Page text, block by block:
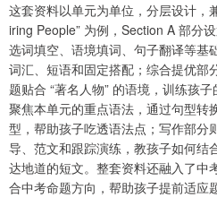
这套资料以单元为单位，分层设计，
iring People” 为例，Section A 部分
选词填空、语境填词、句子翻译等基
词汇、短语和固定搭配；综合提优部
题贴合 “著名人物” 的语境，训练孩
聚焦本单元的重点语法，通过句型转
型，帮助孩子吃透语法点；写作部分
导、范文和跟踪演练，教孩子如何结
达地道的短文。整套资料还融入了中
合中考命题方向，帮助孩子提前适应